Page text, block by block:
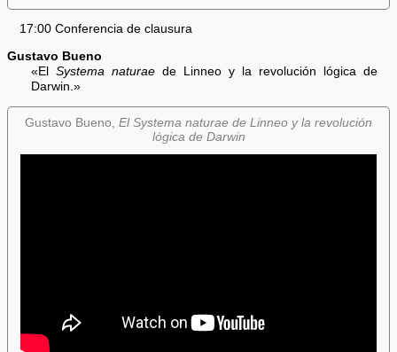
17:00 Conferencia de clausura
Gustavo Bueno
«ElSystema naturae de Linneo y la revolución lógica de
Darwin.»
Gustavo Bueno, El Systema naturae de Linneo y la revolución
lógica de Darwin